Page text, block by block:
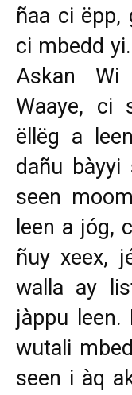
ñaa ci ëpp,
ci mbedd
Askan Wi
Waaye, ci
ëllëg a
dañu bàyyi
seen
leen a jóg,
ñuy xeex,
walla ay
jàppu
wutali
seen i àq